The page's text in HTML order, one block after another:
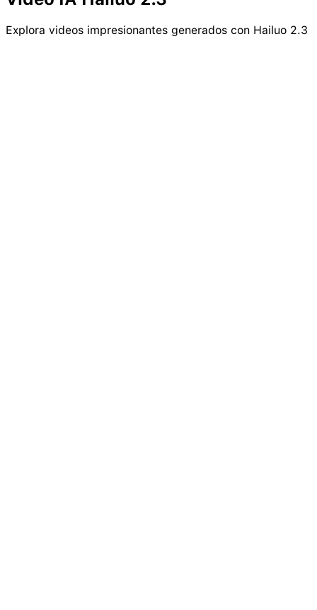
Explora videos impresionantes generados con Hailuo 2.3